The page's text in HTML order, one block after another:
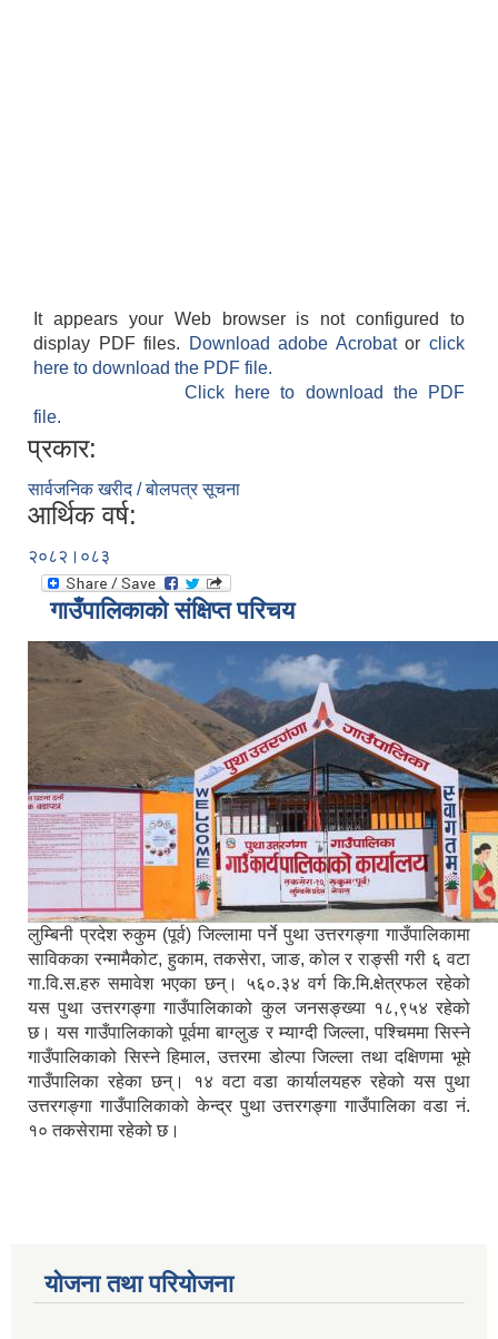
It appears your Web browser is not configured to
display PDF files.
Download adobe Acrobatorclick
here to download the PDF file.
Click here to download the PDF
file.
प्रकार:
सार्वजनिक खरीद / बोलपत्र सूचना
आर्थिक वर्ष:
२०८२।०८३
गाउँपालिकाको संक्षिप्त परिचय
लुम्बिनी प्रदेश रुकुम (पूर्व) जिल्लामा पर्ने पुथा उत्तरगङ्गा गाउँपालिकामा
साविकका रन्मामैकोट, हुकाम, तकसेरा, जाङ, कोल र राङ्सी गरी ६ वटा
गा.वि.स.हरु समावेश भएका छन्। ५६०.३४ वर्ग कि.मि.क्षेत्रफल रहेको
यस पुथा उत्तरगङ्गा गाउँपालिकाको कुल जनसङ्ख्या १८,९५४ रहेको
छ। यस गाउँपालिकाको पूर्वमा बाग्लुङ र म्याग्दी जिल्ला, पश्चिममा सिस्ने
गाउँपालिकाको सिस्ने हिमाल, उत्तरमा डोल्पा जिल्ला तथा दक्षिणमा भूमे
गाउँपालिका रहेका छन्। १४ वटा वडा कार्यालयहरु रहेको यस पुथा
उत्तरगङ्गा गाउँपालिकाको केन्द्र पुथा उत्तरगङ्गा गाउँपालिका वडा नं.
१० तकसेरामा रहेको छ।
योजना तथा परियोजना